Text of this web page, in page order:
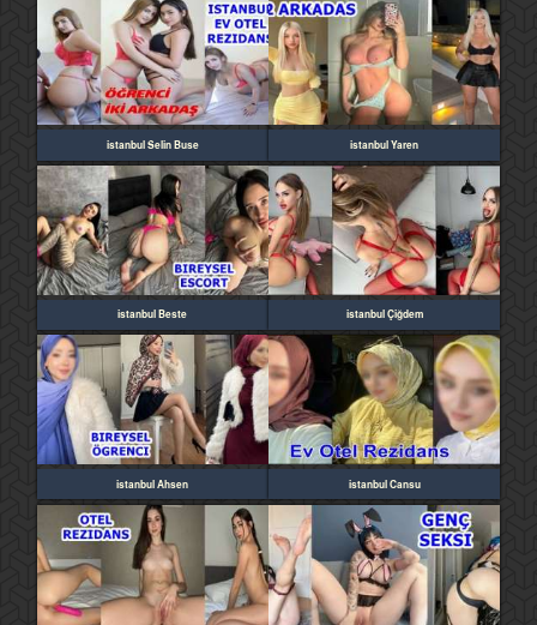
istanbul Selin Buse istanbul Yaren
istanbul Beste istanbul Çiğdem
istanbul Ahsen istanbul Cansu